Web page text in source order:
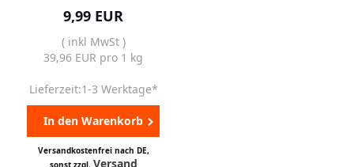
9,99 EUR
( inkl MwSt )
39,96 EUR pro 1 kg
Lieferzeit:1-3 Werktage*
In den Warenkorb
Versandkostenfrei nach DE,
sonst zzgl. Versand